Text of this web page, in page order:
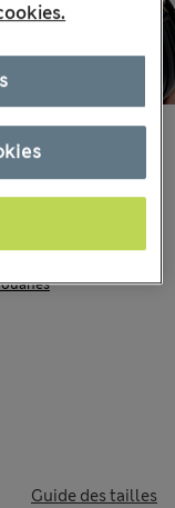
Guide des tailles